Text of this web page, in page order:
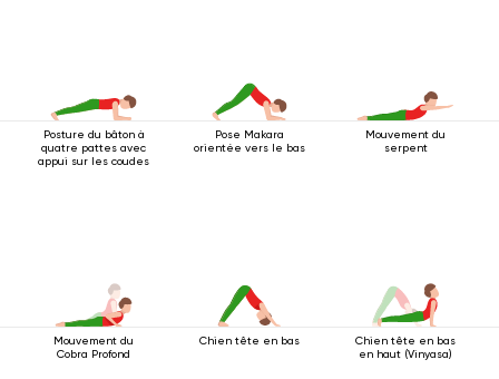
Posture du bâton à
quatre pattes avec
appui sur les coudes
Pose Makara
orientée vers le bas
Mouvement du
serpent
Mouvement du
Cobra Profond
Chien tête en bas
Chien tête en bas
en haut (Vinyasa)